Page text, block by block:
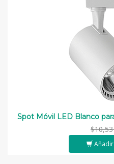
Spot Móvil LED Blanco